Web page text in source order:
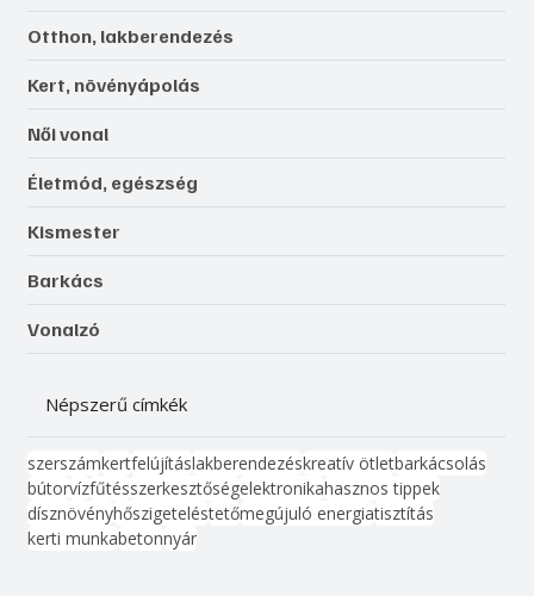
Otthon, lakberendezés
Kert, növényápolás
Női vonal
Életmód, egészség
Kismester
Barkács
Vonalzó
Népszerű címkék
szerszámkertfelújításlakberendezéskreatív ötletbarkácsolás
bútorvízfűtésszerkesztőségelektronikahasznos tippek
dísznövényhőszigeteléstetőmegújuló energiatisztítás
kerti munkabetonnyár